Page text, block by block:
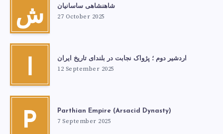
ش شاهنشاهی ساسانیان
27 October 2025
ا اردشیر دوم ؛ پژواک نجابت در بلندای تاریخ ایران
12 September 2025
P Parthian Empire (Arsacid Dynasty)
7 September 2025